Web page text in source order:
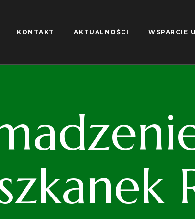
KONTAKT AKTUALNOŚCI WSPARCIE